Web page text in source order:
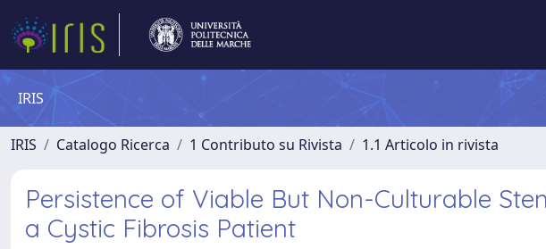
IRIS
IRIS Catalogo Ricerca 1 Contributo su Rivista 1.1 Articolo in rivista
Persistence of Viable But Non-Culturable
a Cystic Fibrosis Patient